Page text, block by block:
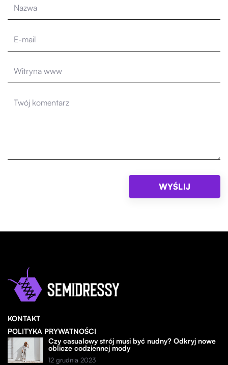
KONTAKT
POLITYKA PRYWATNOŚCI
Czy casualowy strój musi być nudny? Odkryj nowe
oblicze codziennej mody
12 grudnia 2023